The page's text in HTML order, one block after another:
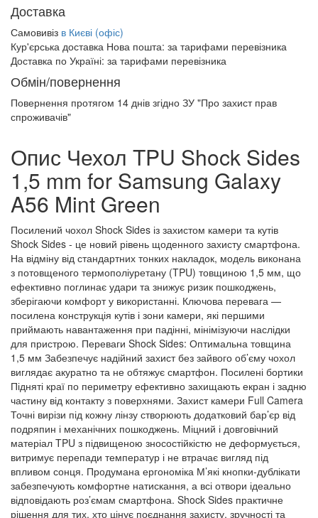
Доставка
Самовивіз в Києві (офіс)
Кур'єрська доставка Нова пошта: за тарифами перевізника
Доставка по Україні: за тарифами перевізника
Обмін/повернення
Повернення протягом 14 днів згідно ЗУ "Про захист прав
спроживачів"
Опис Чехол TPU Shock Sides
1,5 mm for Samsung Galaxy
A56 Mint Green
Посилений чохол Shock Sides із захистом камери та кутів
Shock Sides - це новий рівень щоденного захисту смартфона.
На відміну від стандартних тонких накладок, модель виконана
з потовщеного термополіуретану (TPU) товщиною 1,5 мм, що
ефективно поглинає удари та знижує ризик пошкоджень,
зберігаючи комфорт у використанні. Ключова перевага —
посилена конструкція кутів і зони камери, які першими
приймають навантаження при падінні, мінімізуючи наслідки
для пристрою. Переваги Shock Sides: Оптимальна товщина
1,5 мм Забезпечує надійний захист без зайвого об’єму чохол
виглядає акуратно та не обтяжує смартфон. Посилені бортики
Підняті краї по периметру ефективно захищають екран і задню
частину від контакту з поверхнями. Захист камери Full Camera
Точні вирізи під кожну лінзу створюють додатковий бар’єр від
подряпин і механічних пошкоджень. Міцний і довговічний
матеріал TPU з підвищеною зносостійкістю не деформується,
витримує перепади температур і не втрачає вигляд під
впливом сонця. Продумана ергономіка М’які кнопки-дублікати
забезпечують комфортне натискання, а всі отвори ідеально
відповідають роз’ємам смартфона. Shock Sides практичне
рішення для тих, хто цінує поєднання захисту, зручності та